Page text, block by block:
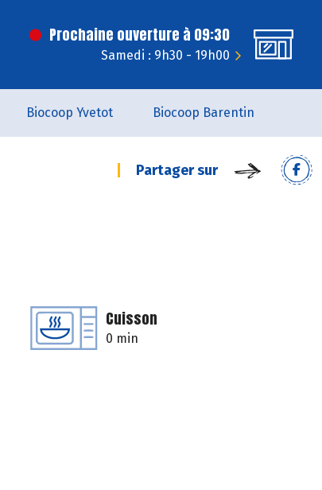
Prochaine ouverture à 09:30
Samedi : 9h30 - 19h00
Biocoop Yvetot Biocoop Barentin
Partager sur
Cuisson
0 min